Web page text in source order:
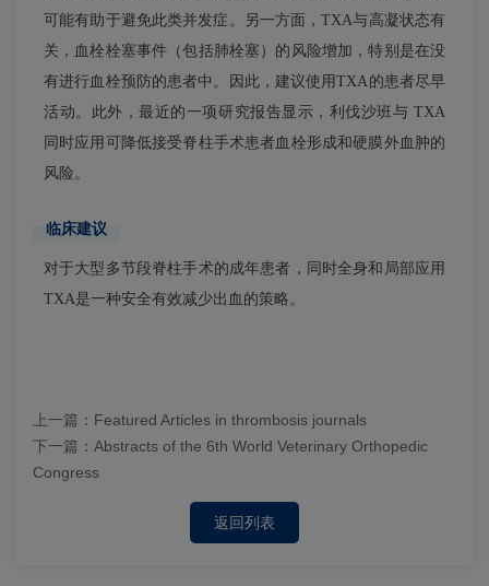
可能有助于避免此类并发症。另一方面，TXA与高凝状态有
关，血栓栓塞事件（包括肺栓塞）的风险增加，特别是在没
有进行血栓预防的患者中。因此，建议使用TXA的患者尽早
活动。此外，最近的一项研究报告显示，利伐沙班与 TXA
同时应用可降低接受脊柱手术患者血栓形成和硬膜外血肿的
风险。
临床建议
对于大型多节段脊柱手术的成年患者，同时全身和局部应用
TXA是一种安全有效减少出血的策略。
上一篇： Featured Articles in thrombosis journals
下一篇： Abstracts of the 6th World Veterinary Orthopedic
Congress
返回列表